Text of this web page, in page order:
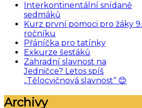
Interkontinentální snídaně
sedmáků
Kurz první pomoci pro žáky 9.
ročníku
Přáníčka pro tatínky
Exkurze šesťáků
Zahradní slavnost na
Jedničce? Letos spíš
„Tělocvičnová slavnost“ 😊
Archivy